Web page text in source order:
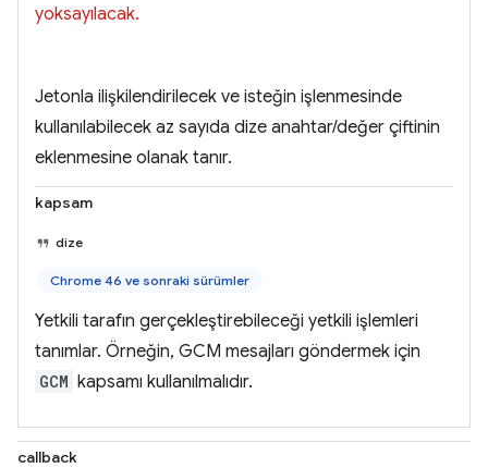
yoksayılacak.
Jetonla ilişkilendirilecek ve isteğin işlenmesinde
kullanılabilecek az sayıda dize anahtar/değer çiftinin
eklenmesine olanak tanır.
kapsam
dize
Chrome 46 ve sonraki sürümler
Yetkili tarafın gerçekleştirebileceği yetkili işlemleri
tanımlar. Örneğin, GCM mesajları göndermek için
GCM kapsamı kullanılmalıdır.
callback